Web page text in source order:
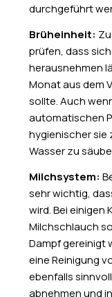
durchgeführt
Brüheinheit:
prüfen, dass
herausnehmen
Monat aus dem
sollte. Auch
automatischen
hygienischer sie
Wasser zu
Milchsystem:
sehr wichtig,
wird. Bei
Milchschlauch
Dampf gereinigt
eine Reinigung
ebenfalls
abnehmen und